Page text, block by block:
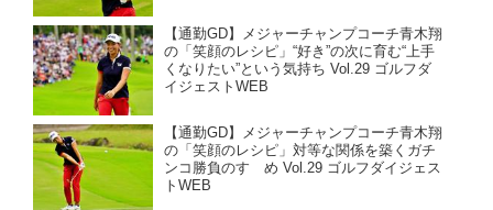
【通勤GD】メジャーチャンプコーチ青木翔
の「笑顔のレシピ」“好き”の次に育む“上手
くなりたい”という気持ち Vol.29 ゴルフダ
イジェストWEB
【通勤GD】メジャーチャンプコーチ青木翔
の「笑顔のレシピ」対等な関係を築くガチ
ンコ勝負のすゝめ Vol.29 ゴルフダイジェス
トWEB